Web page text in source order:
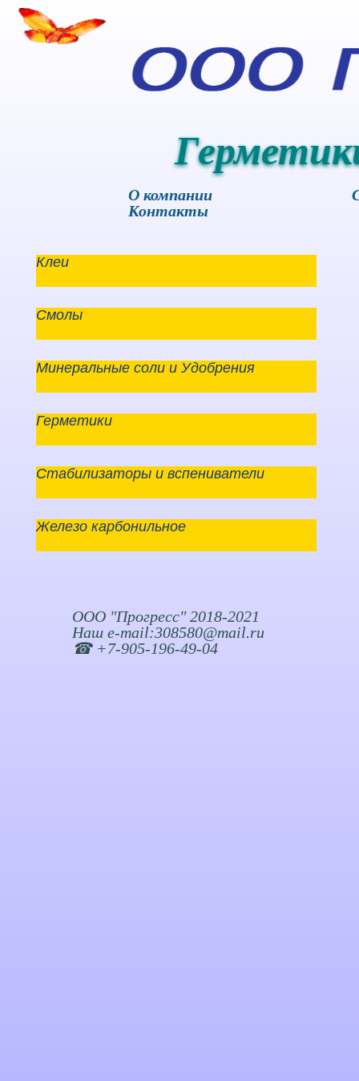
О компании
Контакты
Клеи
Смолы
Минеральные соли и Удобрения
Герметики
Стабилизаторы и вспениватели
Железо карбонильное
ООО "Прогресс" 2018-2021
Наш e-mail:308580@mail.ru
☎ +7-905-196-49-04